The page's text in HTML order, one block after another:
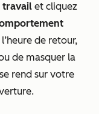
travail et cliquez
de retour,
de masquer la
rend sur votre